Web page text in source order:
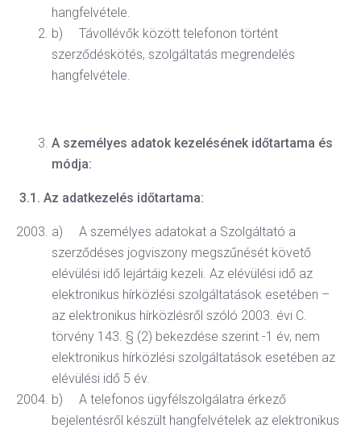
hangfelvétele.
b) Távollévők között telefonon történt
szerződéskötés, szolgáltatás megrendelés
hangfelvétele.
A személyes adatok kezelésének időtartama és
módja:
3.1. Az adatkezelés időtartama:
a) A személyes adatokat a Szolgáltató a
szerződéses jogviszony megszűnését követő
elévülési idő lejártáig kezeli. Az elévülési idő az
elektronikus hírközlési szolgáltatások esetében –
az elektronikus hírközlésről szóló 2003. évi C.
törvény 143. § (2) bekezdése szerint -1 év, nem
elektronikus hírközlési szolgáltatások esetében az
elévülési idő 5 év.
b) A telefonos ügyfélszolgálatra érkező
bejelentésről készült hangfelvételek az elektronikus